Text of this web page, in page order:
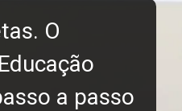
O
a passo